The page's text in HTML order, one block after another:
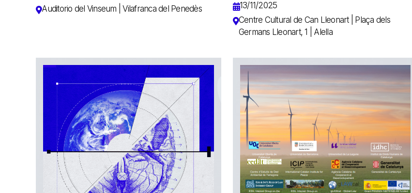
Auditorio del Vinseum | Vilafranca del Penedès
13/11/2025
Centre Cultural de Can Lleonart | Plaça dels
Germans Lleonart, 1 | Alella